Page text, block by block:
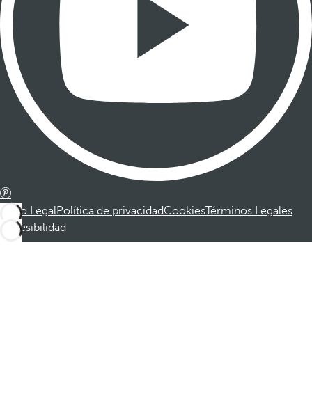
Aviso LegalPolítica de privacidadCookiesTérminos Legales
Accesibilidad